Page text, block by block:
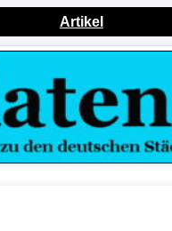
Artikel